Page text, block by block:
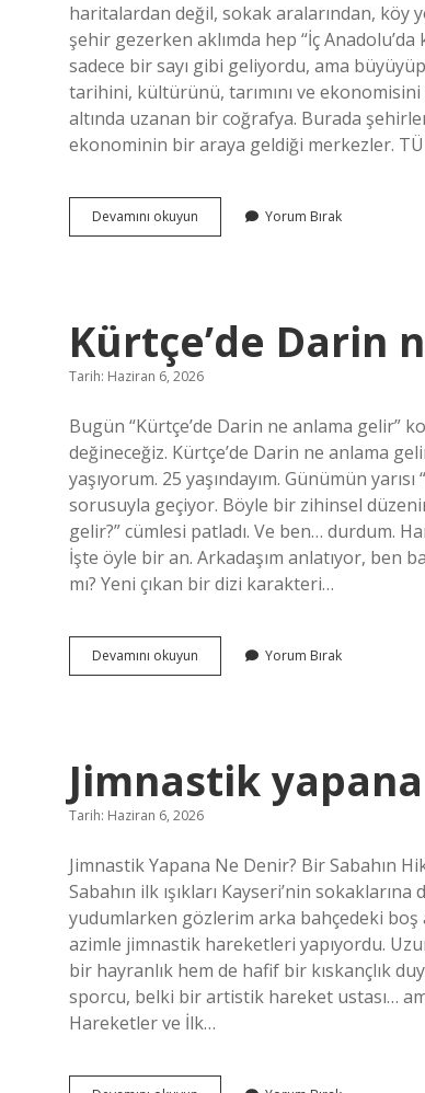
haritalardan değil, sokak aralarından, köy
şehir gezerken aklımda hep “İç
sadece bir sayı gibi geliyordu, ama
tarihini, kültürünü, tarımını ve
altında uzanan bir coğrafya. Burada
ekonominin bir araya geldiği merkezler.
Devamını okuyun
Anadolu’da
Yorum Bırak
Kürtçe’de Darin
Tarih: Haziran 6, 2026
Bugün “Kürtçe’de Darin ne anlama gelir”
değineceğiz. Kürtçe’de Darin ne anlama
yaşıyorum. 25 yaşındayım. Günümün
sorusuyla geçiyor. Böyle bir zihinsel
gelir?” cümlesi patladı. Ve ben… durdum.
İşte öyle bir an. Arkadaşım anlatıyor, ben
mı? Yeni çıkan bir dizi karakteri…
Devamını okuyun Kürtçe’de
Darin
Yorum Bırak
Jimnastik
Tarih: Haziran 6, 2026
Jimnastik Yapana Ne Denir? Bir Sabahın
Sabahın ilk ışıkları Kayseri’nin
yudumlarken gözlerim arka bahçedeki boş
azimle jimnastik hareketleri yapıyordu.
bir hayranlık hem de hafif bir kıskançlık
sporcu, belki bir artistik hareket ustası…
Hareketler ve İlk…